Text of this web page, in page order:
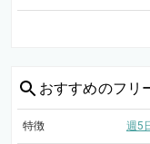
おすすめのフリ
特徴 週5